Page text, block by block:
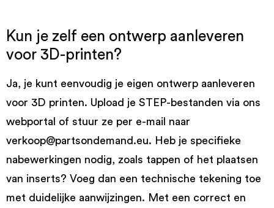
Kun je zelf een ontwerp aanleveren
voor 3D-printen?
Ja, je kunt eenvoudig je eigen ontwerp aanleveren
voor 3D printen. Upload je STEP-bestanden via ons
webportal of stuur ze per e-mail naar
verkoop@partsondemand.eu. Heb je specifieke
nabewerkingen nodig, zoals tappen of het plaatsen
van inserts? Voeg dan een technische tekening toe
met duidelijke aanwijzingen. Met een correct en